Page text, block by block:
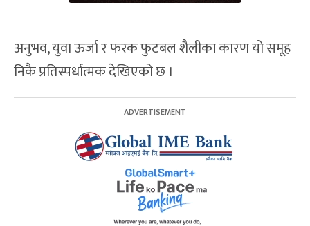
अनुभव, युवा ऊर्जा र फरक फुटबल शैलीका कारण यो समूह
निकै प्रतिस्पर्धात्मक देखिएको छ ।